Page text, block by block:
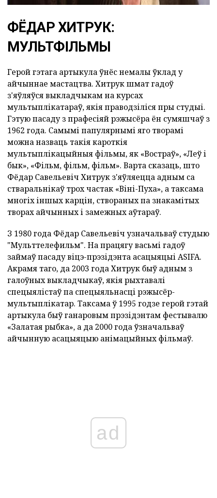
ФЁДАР ХИТРУК:
МУЛЬТФІЛЬМЫ
Герой гэтага артыкула ўнёс немалы ўклад у
айчыннае мастацтва. Хитрук шмат гадоў
з'яўляўся выкладчыкам на курсах
мультыплікатараў, якія праводзіліся пры студыі.
Гэтую пасаду з прафесіяй рэжысёра ён сумяшчаў з
1962 года. Самымі папулярнымі яго творамі
можна назваць такія кароткія
мультыплікацыйныя фільмы, як «Востраў», «Леў і
бык», «Фільм, фільм, фільм». Варта сказаць, што
Фёдар Савельевіч Хитрук з'яўляецца адным са
стваральнікаў трох частак «Віні-Пуха», а таксама
многіх іншых карцін, створаных па знакамітых
творах айчынных і замежных аўтараў.
З 1980 года Фёдар Савельевіч узначальваў студыю
"Мульттелефильм". На працягу васьмі гадоў
займаў пасаду віцэ-прэзідэнта асацыяцыі ASIFA.
Акрамя таго, да 2003 года Хитрук быў адным з
галоўных выкладчыкаў, якія рыхтавалі
спецыялістаў па спецыяльнасці рэжысёр-
мультыплікатар. Таксама ў 1995 годзе герой гэтай
артыкула быў ганаровым прэзідэнтам фестывалю
«Залатая рыбка», а да 2000 года ўзначальваў
айчынную асацыяцыю анімацыйных фільмаў.
ad